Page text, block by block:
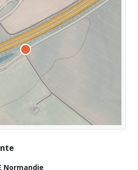
Normandie